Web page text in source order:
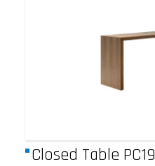
Closed Table PC19